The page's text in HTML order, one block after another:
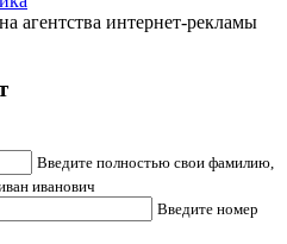
агентства интернет-рекламы
Введите полностью свои фамилию,
иванович
Введите номер